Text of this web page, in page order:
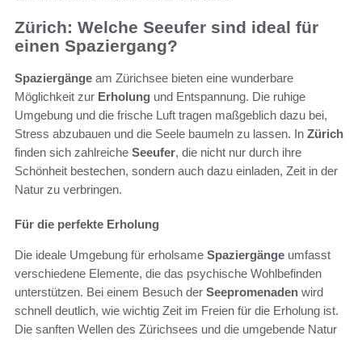
Zürich: Welche Seeufer sind ideal für
einen Spaziergang?
Spaziergänge am Zürichsee bieten eine wunderbare
Möglichkeit zur Erholung und Entspannung. Die ruhige
Umgebung und die frische Luft tragen maßgeblich dazu bei,
Stress abzubauen und die Seele baumeln zu lassen. In Zürich
finden sich zahlreiche Seeufer, die nicht nur durch ihre
Schönheit bestechen, sondern auch dazu einladen, Zeit in der
Natur zu verbringen.
Für die perfekte Erholung
Die ideale Umgebung für erholsame Spaziergänge umfasst
verschiedene Elemente, die das psychische Wohlbefinden
unterstützen. Bei einem Besuch der Seepromenaden wird
schnell deutlich, wie wichtig Zeit im Freien für die Erholung ist.
Die sanften Wellen des Zürichsees und die umgebende Natur